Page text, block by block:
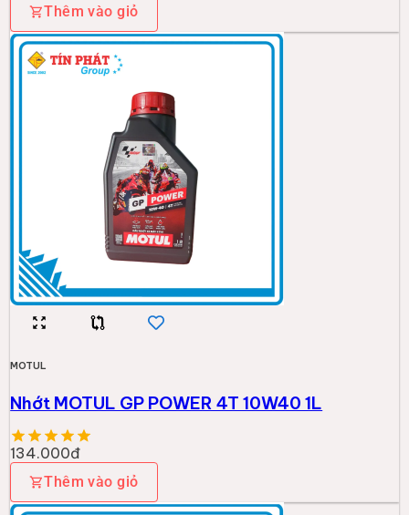
Thêm vào giỏ
MOTUL
Nhớt MOTUL GP POWER 4T 10W40 1L
134.000đ
Thêm vào giỏ